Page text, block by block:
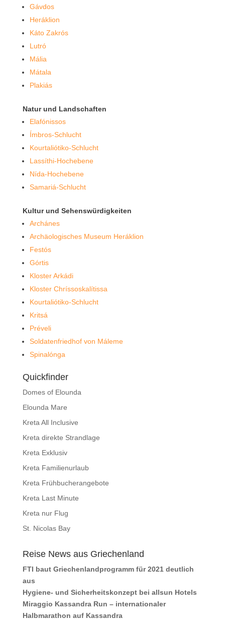
Gávdos
Heráklion
Káto Zakrós
Lutró
Mália
Mátala
Plakiás
Natur und Landschaften
Elafónissos
Ímbros-Schlucht
Kourtaliótiko-Schlucht
Lassíthi-Hochebene
Nída-Hochebene
Samariá-Schlucht
Kultur und Sehenswürdigkeiten
Archánes
Archäologisches Museum Heráklion
Festós
Górtis
Kloster Arkádi
Kloster Chríssoskalítissa
Kourtaliótiko-Schlucht
Kritsá
Préveli
Soldatenfriedhof von Máleme
Spinalónga
Quickfinder
Domes of Elounda
Elounda Mare
Kreta All Inclusive
Kreta direkte Strandlage
Kreta Exklusiv
Kreta Familienurlaub
Kreta Frühbucherangebote
Kreta Last Minute
Kreta nur Flug
St. Nicolas Bay
Reise News aus Griechenland
FTI baut Griechenlandprogramm für 2021 deutlich
aus
Hygiene- und Sicherheitskonzept bei allsun Hotels
Miraggio Kassandra Run – internationaler
Halbmarathon auf Kassandra